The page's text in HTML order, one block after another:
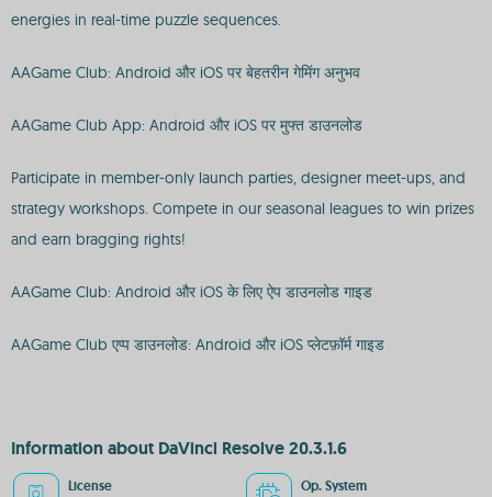
energies in real-time puzzle sequences.
AAGame Club: Android और iOS पर बेहतरीन गेमिंग अनुभव
AAGame Club App: Android और iOS पर मुफ्त डाउनलोड
Participate in member-only launch parties, designer meet-ups, and
strategy workshops. Compete in our seasonal leagues to win prizes
and earn bragging rights!
AAGame Club: Android और iOS के लिए ऐप डाउनलोड गाइड
AAGame Club एप्प डाउनलोड: Android और iOS प्लेटफ़ॉर्म गाइड
Information about DaVinci Resolve 20.3.1.6
License Op. System